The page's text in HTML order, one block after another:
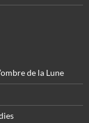
de la Lune